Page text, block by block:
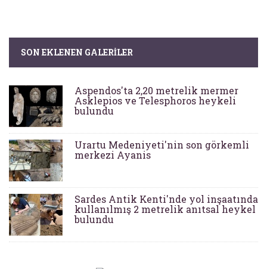
SON EKLENEN GALERILER
Aspendos'ta 2,20 metrelik mermer
Asklepios ve Telesphoros heykeli
bulundu
Urartu Medeniyeti'nin son görkemli
merkezi Ayanis
Sardes Antik Kenti'nde yol inşaatında
kullanılmış 2 metrelik anıtsal heykel
bulundu